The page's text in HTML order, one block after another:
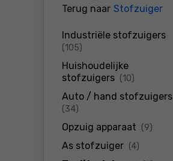
Terug naar Stofzuiger
Industriële stofzuigers
(105)
Huishoudelijke
stofzuigers (10)
Auto / hand stofzuigers
(34)
Opzuig apparaat (9)
As stofzuiger (4)